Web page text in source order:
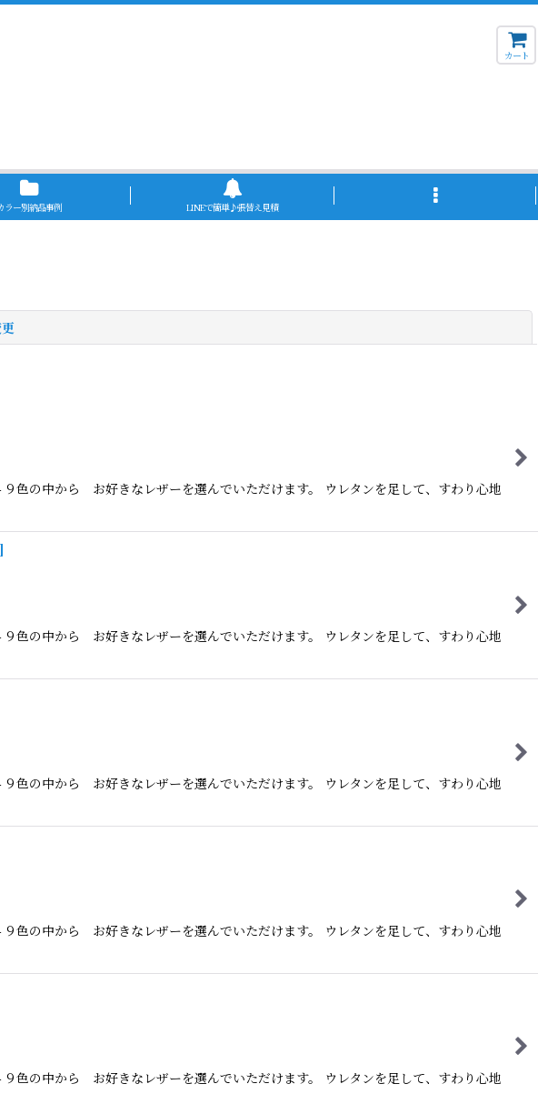
カート
ラー別納品事例 LINEで簡単♪張替え見積
色の中から お好きなレザーを選んでいただけます。 ウレタンを足して、すわり心地
]
色の中から お好きなレザーを選んでいただけます。 ウレタンを足して、すわり心地
色の中から お好きなレザーを選んでいただけます。 ウレタンを足して、すわり心地
色の中から お好きなレザーを選んでいただけます。 ウレタンを足して、すわり心地
色の中から お好きなレザーを選んでいただけます。 ウレタンを足して、すわり心地